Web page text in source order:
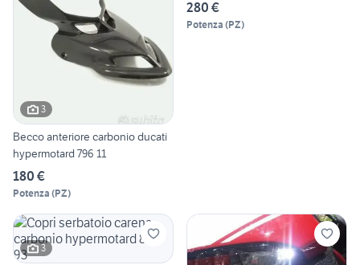
3
Becco anteriore carbonio ducati
hypermotard 796 11
180 €
Potenza (PZ)
280 €
Potenza (PZ)
3